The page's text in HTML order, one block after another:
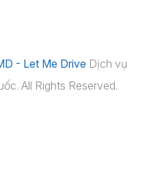
- Let Me Drive Dịch vụ
All Rights Reserved.